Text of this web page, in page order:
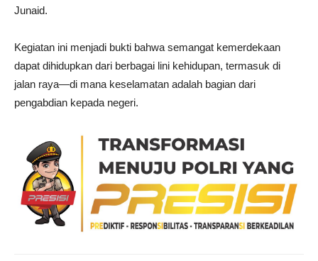
Junaid.
Kegiatan ini menjadi bukti bahwa semangat kemerdekaan
dapat dihidupkan dari berbagai lini kehidupan, termasuk di
jalan raya—di mana keselamatan adalah bagian dari
pengabdian kepada negeri.